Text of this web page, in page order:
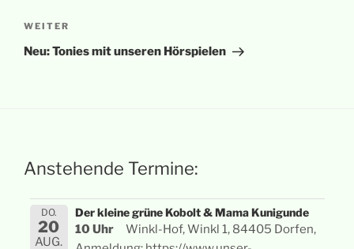
Nächster
Beitrag
WEITER
Neu: Tonies mit unseren Hörspielen
Anstehende Termine:
DO.
20
AUG.
Der kleine grüne Kobolt & Mama Kunigunde
10 Uhr
Winkl-Hof, Winkl 1, 84405 Dorfen,